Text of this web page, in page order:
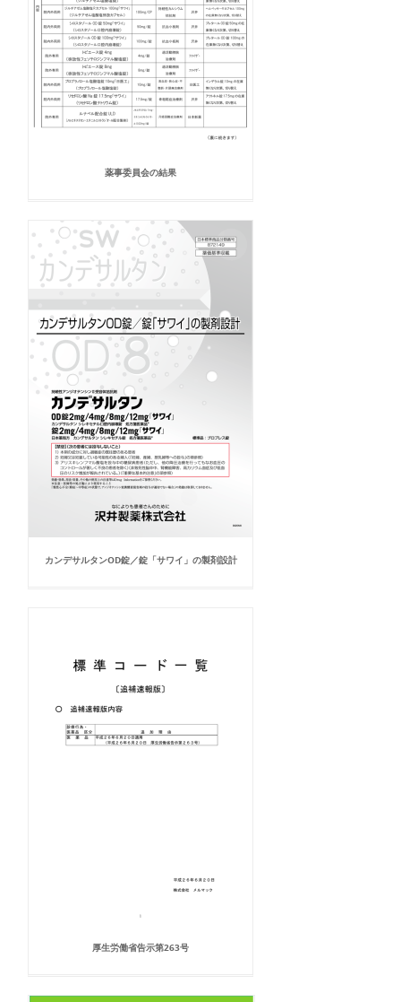
薬事委員会の結果
カンデサルタンOD錠／錠「サワイ」の製剤設計
厚生労働省告示第263号